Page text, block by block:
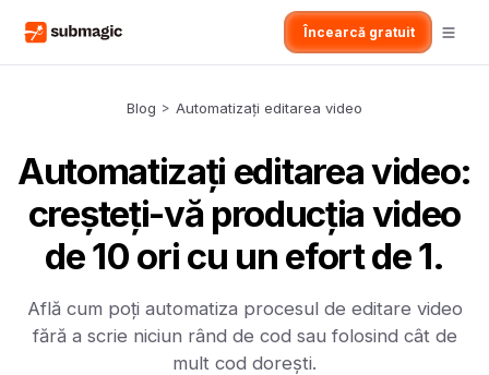
Încearcă gratuit
Blog > Automatizați editarea video
Automatizați editarea video:
creșteți-vă producția video
de 10 ori cu un efort de 1.
Află cum poți automatiza procesul de editare video
fără a scrie niciun rând de cod sau folosind cât de
mult cod dorești.